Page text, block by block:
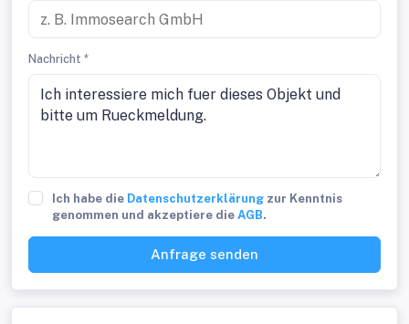
Nachricht *
Ich habe die Datenschutzerklärung zur Kenntnis
genommen und akzeptiere die AGB.
Anfrage senden